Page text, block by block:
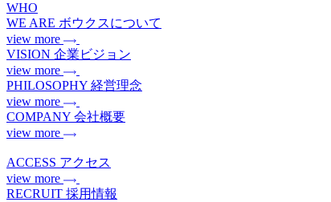
WHO
WE ARE ボウクスについて
view more
VISION 企業ビジョン
view more
PHILOSOPHY 経営理念
view more
COMPANY 会社概要
view more
ACCESS アクセス
view more
RECRUIT 採用情報